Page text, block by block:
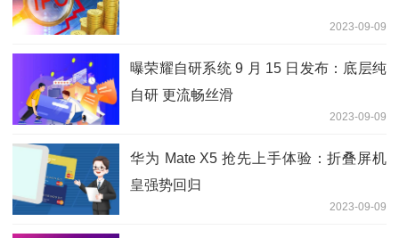
2023-09-09
曝荣耀自研系统 9 月 15 日发布：底层纯
自研 更流畅丝滑
2023-09-09
华为 Mate X5 抢先上手体验：折叠屏机
皇强势回归
2023-09-09